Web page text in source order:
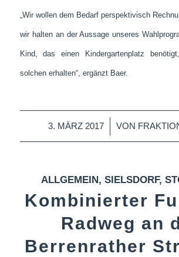
„Wir wollen dem Bedarf perspektivisch
wir halten an der Aussage unseres
Kind, das einen Kindergartenplatz
solchen erhalten“, ergänzt Baer.
3. MÄRZ 2017
/ VON
ALLGEMEIN,SIELSDORF,
Kombinierter
Radweg an
Berrenrather